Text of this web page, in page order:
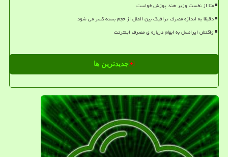
متا از نخست وزیر هند پوزش خواست
دقیقا به اندازه مصرف ترافیک بین الملل از حجم بسته کسر می شود
واکنش ایرانسل به ابهام درباره ی مصرف اینترنت
جدیدترین ها